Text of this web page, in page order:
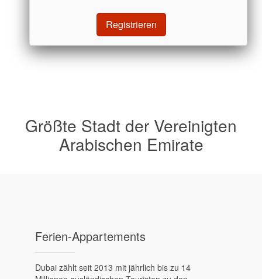
Registrieren
Größte Stadt der Vereinigten
Arabischen Emirate
Ferien-Appartements
Dubai zählt seit 2013 mit jährlich bis zu 14